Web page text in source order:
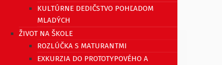
KULTÚRNE DEDIČSTVO POHĽADOM
MLADÝCH
ŽIVOT NA ŠKOLE
ROZLÚČKA S MATURANTMI
EXKURZIA DO PROTOTYPOVÉHO A